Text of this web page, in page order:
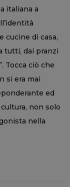
italiana a
cucine di casa,
tutti, dai pranzi
Tocca ciò che
si era mai
ed
non solo
nella